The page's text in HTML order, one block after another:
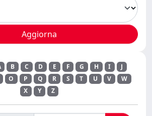
B C D E F G H I
J
O P Q R S T U V
W
X
Y Z